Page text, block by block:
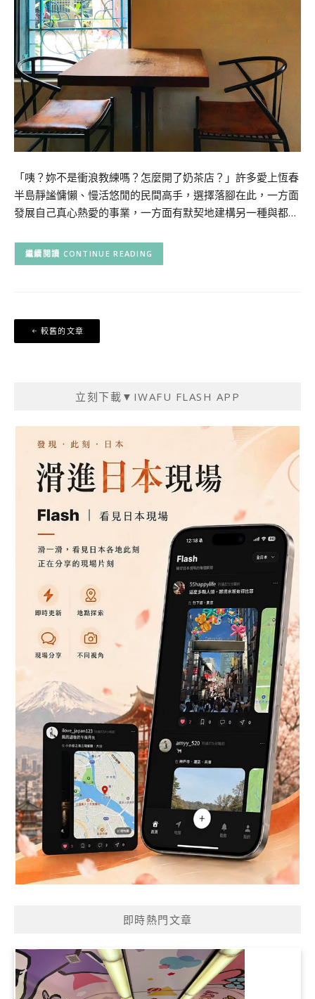
「咦？妳不是衝浪教練嗎？怎麼開了奶茶店？」許多愛上恆春
半島靜謐慵懶、慢活悠閒的民間高手，選擇落腳在此，一方面
發展自己真心熱愛的事業，一方面有默契地建構另一種與都…
CONTINUE READING
文
章
較舊的文章
立刻下載▼IWAFU FLASH APP
即時熱門文章